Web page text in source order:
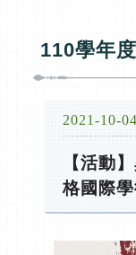
110學年度
2021-10-04
【活動
格國際